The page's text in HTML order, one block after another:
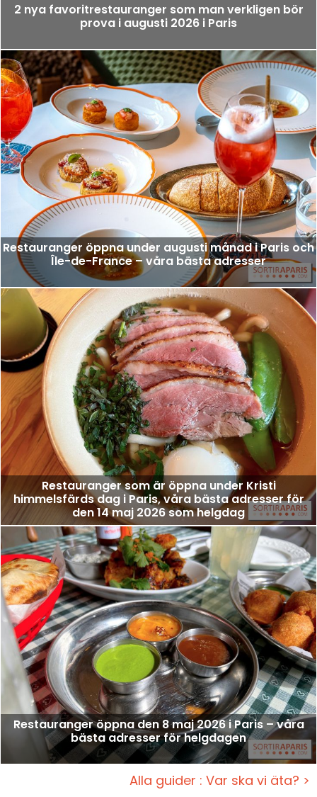
2 nya favoritrestauranger som man verkligen bör
prova i augusti 2026 i Paris
Restauranger öppna under augusti månad i Paris och
Île-de-France – våra bästa adresser
Restauranger som är öppna under Kristi
himmelsfärds dag i Paris, våra bästa adresser för
den 14 maj 2026 som helgdag
Restauranger öppna den 8 maj 2026 i Paris – våra
bästa adresser för helgdagen
Alla guider : Var ska vi äta? >